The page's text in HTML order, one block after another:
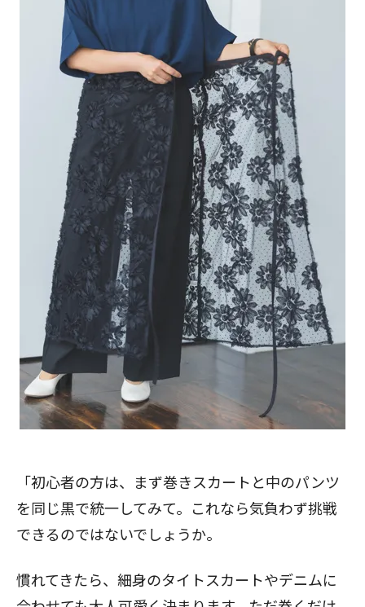
「初心者の方は、まず巻きスカートと中のパンツ
を同じ黒で統一してみて。これなら気負わず挑戦
できるのではないでしょうか。
慣れてきたら、細身のタイトスカートやデニムに